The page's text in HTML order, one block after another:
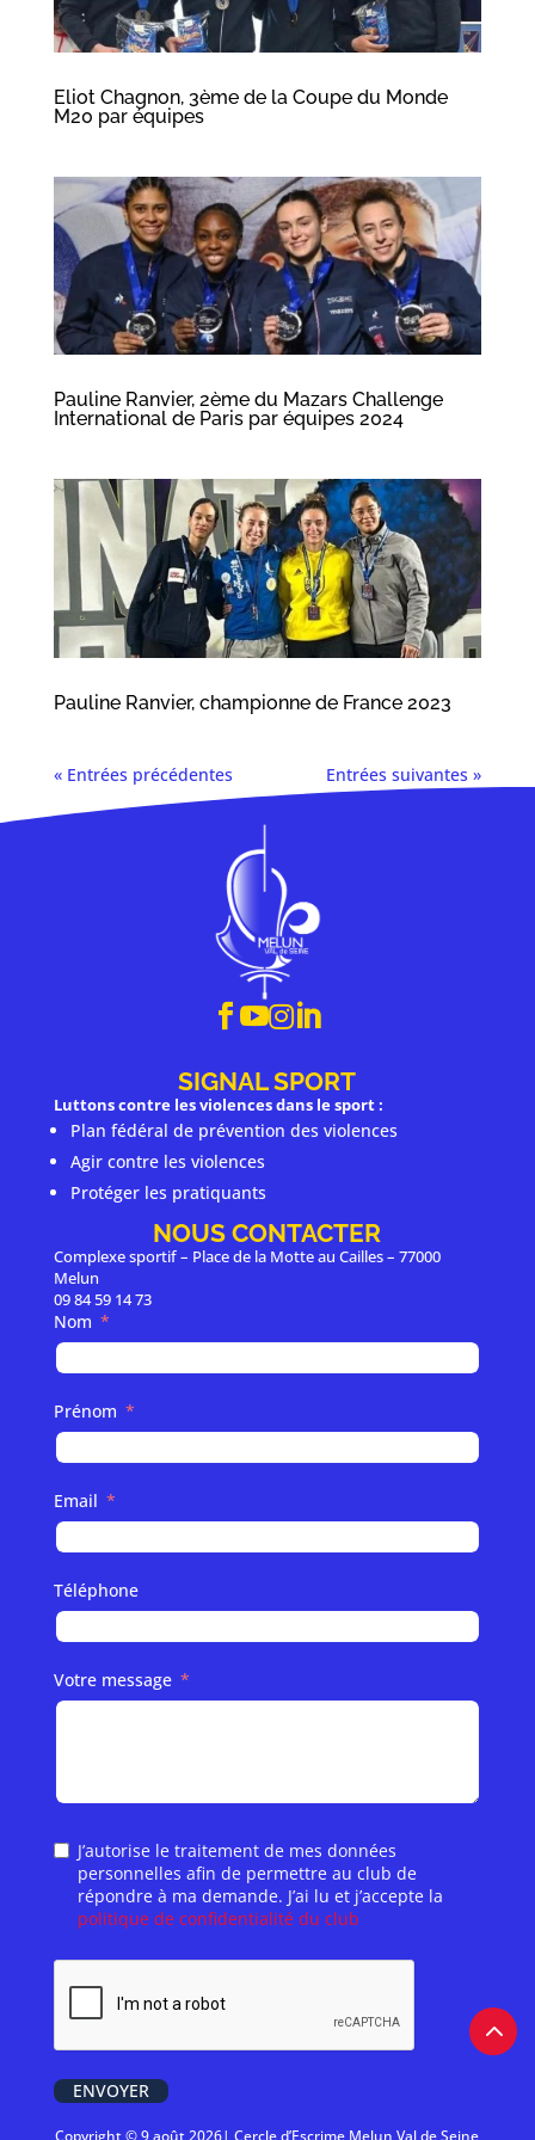
Eliot Chagnon, 3ème de la Coupe du Monde
M20 par équipes
Pauline Ranvier, 2ème du Mazars Challenge
International de Paris par équipes 2024
Pauline Ranvier, championne de France 2023
« Entrées précédentes Entrées suivantes »

SIGNAL SPORT
Luttons contre les violences dans le sport :
Plan fédéral de prévention des violences
Agir contre les violences
Protéger les pratiquants
NOUS CONTACTER
Complexe sportif – Place de la Motte au Cailles – 77000
Melun
09 84 59 14 73
Nom
Prénom
Email
Téléphone
Votre message
J’autorise le traitement de mes données
personnelles afin de permettre au club de
répondre à ma demande. J’ai lu et j’accepte la
politique de confidentialité du club
ENVOYER
Copyright © 9 août 2026| Cercle d’Escrime Melun Val de Seine